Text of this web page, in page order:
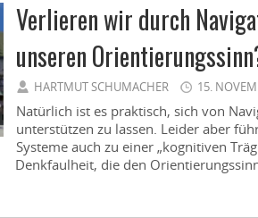
Verlieren wir durch
unseren
HARTMUT SCHUMACHER 15.
Natürlich ist es praktisch, sich von
unterstützen zu lassen. Leider aber
Systeme auch zu einer „kognitiven
Denkfaulheit, die den